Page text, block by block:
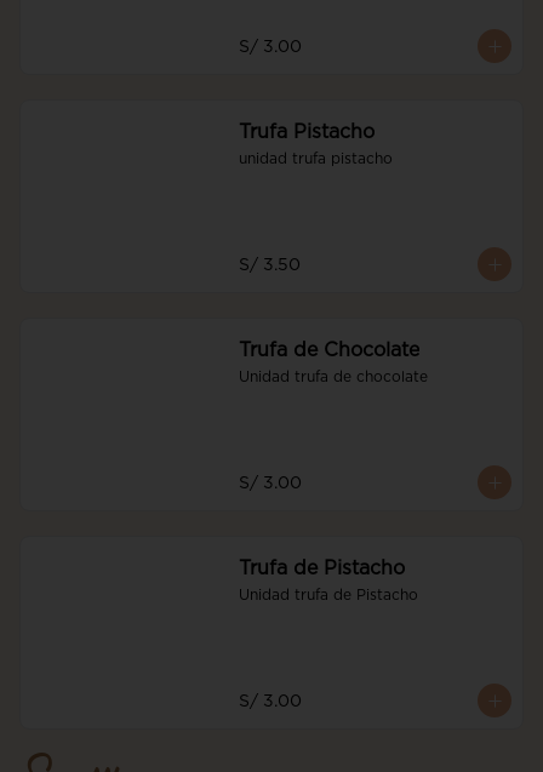
S/ 3.00
Trufa Pistacho
unidad trufa pistacho
S/ 3.50
Trufa de Chocolate
Unidad trufa de chocolate
S/ 3.00
Trufa de Pistacho
Unidad trufa de Pistacho
S/ 3.00